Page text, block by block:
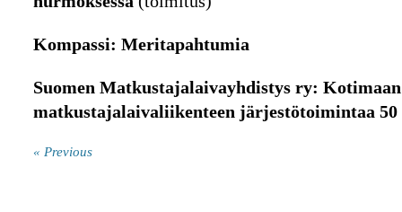
Kompassi: Meritapahtumia
Suomen Matkustajalaivayhdistys ry: Kotimaan
matkustajalaivaliikenteen järjestötoimintaa 50
« Previous